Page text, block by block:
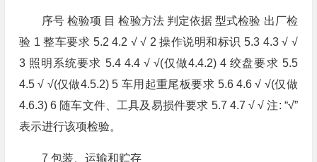
序号 检验项 目 检验方法 判定依据 型式检验 出厂检
验 1 整车要求 5.2 4.2 √ √ 2 操作说明和标识 5.3 4.3 √ √
3 照明系统要求 5.4 4.4 √ √(仅做4.4.2) 4 绞盘要求 5.5
4.5 √ √(仅做4.5.2) 5 车用起重尾板要求 5.6 4.6 √ √(仅做
4.6.3) 6 随车文件、工具及易损件要求 5.7 4.7 √ √ 注: “√”
表示进行该项检验。
7 包装、运输和贮存